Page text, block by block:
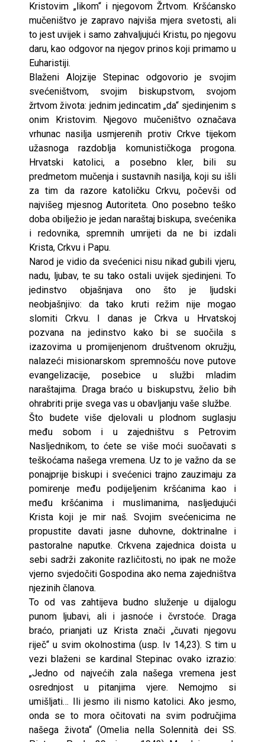
Kristovim „likom“ i njegovom Žrtvom. Kršćansko
mučeništvo je zapravo najviša mjera svetosti, ali
to jest uvijek i samo zahvaljujući Kristu, po njegovu
daru, kao odgovor na njegov prinos koji primamo u
Euharistiji.
Blaženi Alojzije Stepinac odgovorio je svojim
svećeništvom, svojim biskupstvom, svojom
žrtvom života: jednim jedincatim „da“ sjedinjenim s
onim Kristovim. Njegovo mučeništvo označava
vrhunac nasilja usmjerenih protiv Crkve tijekom
užasnoga razdoblja komunističkoga progona.
Hrvatski katolici, a posebno kler, bili su
predmetom mučenja i sustavnih nasilja, koji su išli
za tim da razore katoličku Crkvu, počevši od
najvišeg mjesnog Autoriteta. Ono posebno teško
doba obilježio je jedan naraštaj biskupa, svećenika
i redovnika, spremnih umrijeti da ne bi izdali
Krista, Crkvu i Papu.
Narod je vidio da svećenici nisu nikad gubili vjeru,
nadu, ljubav, te su tako ostali uvijek sjedinjeni. To
jedinstvo objašnjava ono što je ljudski
neobjašnjivo: da tako kruti režim nije mogao
slomiti Crkvu. I danas je Crkva u Hrvatskoj
pozvana na jedinstvo kako bi se suočila s
izazovima u promijenjenom društvenom okružju,
nalazeći misionarskom spremnošću nove putove
evangelizacije, posebice u službi mladim
naraštajima. Draga braćo u biskupstvu, želio bih
ohrabriti prije svega vas u obavljanju vaše službe.
Što budete više djelovali u plodnom suglasju
među sobom i u zajedništvu s Petrovim
Nasljednikom, to ćete se više moći suočavati s
teškoćama našega vremena. Uz to je važno da se
ponajprije biskupi i svećenici trajno zauzimaju za
pomirenje među podijeljenim kršćanima kao i
među kršćanima i muslimanima, nasljedujući
Krista koji je mir naš. Svojim svećenicima ne
propustite davati jasne duhovne, doktrinalne i
pastoralne naputke. Crkvena zajednica doista u
sebi sadrži zakonite različitosti, no ipak ne može
vjerno svjedočiti Gospodina ako nema zajedništva
njezinih članova.
To od vas zahtijeva budno služenje u dijalogu
punom ljubavi, ali i jasnoće i čvrstoće. Draga
braćo, prianjati uz Krista znači „čuvati njegovu
riječ“ u svim okolnostima (usp. Iv 14,23). S tim u
vezi blaženi se kardinal Stepinac ovako izrazio:
„Jedno od najvećih zala našega vremena jest
osrednjost u pitanjima vjere. Nemojmo si
umišljati… Ili jesmo ili nismo katolici. Ako jesmo,
onda se to mora očitovati na svim područjima
našega života“ (Omelia nella Solennità dei SS.